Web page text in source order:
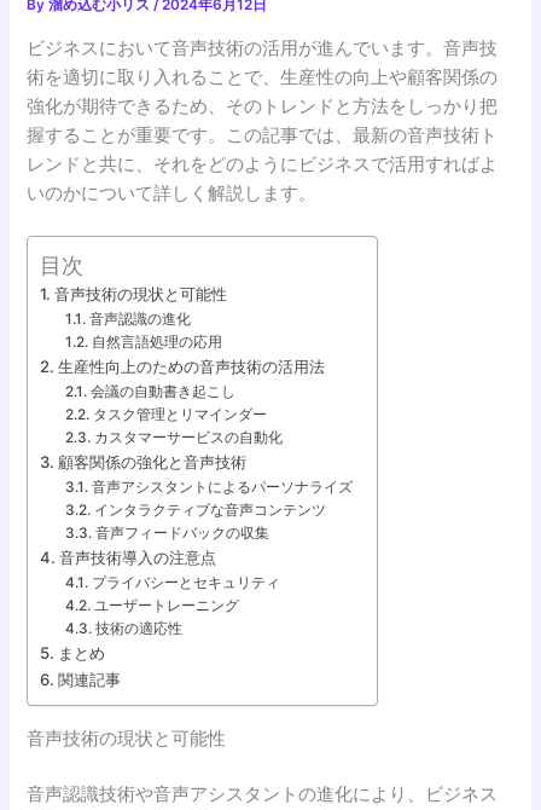
By溜め込む小リス/2024年6月12日
ビジネスにおいて音声技術の活用が進んでいます。音声技
術を適切に取り入れることで、生産性の向上や顧客関係の
強化が期待できるため、そのトレンドと方法をしっかり把
握することが重要です。この記事では、最新の音声技術ト
レンドと共に、それをどのようにビジネスで活用すればよ
いのかについて詳しく解説します。
目次
音声技術の現状と可能性
音声認識の進化
自然言語処理の応用
生産性向上のための音声技術の活用法
会議の自動書き起こし
タスク管理とリマインダー
カスタマーサービスの自動化
顧客関係の強化と音声技術
音声アシスタントによるパーソナライズ
インタラクティブな音声コンテンツ
音声フィードバックの収集
音声技術導入の注意点
プライバシーとセキュリティ
ユーザートレーニング
技術の適応性
まとめ
関連記事
音声技術の現状と可能性
音声認識技術や音声アシスタントの進化により、ビジネス